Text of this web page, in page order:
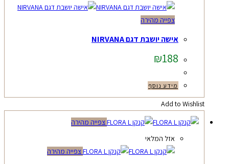
צפייה מהירה
אישה יושבת דגם NIRVANA
₪188
מידע נוסף
Add to Wishlist
צפייה מהירה
אזל המלאי
צפייה מהירה